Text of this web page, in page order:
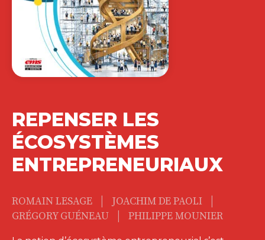
REPENSER LES
ÉCOSYSTÈMES
ENTREPRENEURIAUX
ROMAIN LESAGE JOACHIM DE PAOLI
GRÉGORY GUÉNEAU PHILIPPE MOUNIER